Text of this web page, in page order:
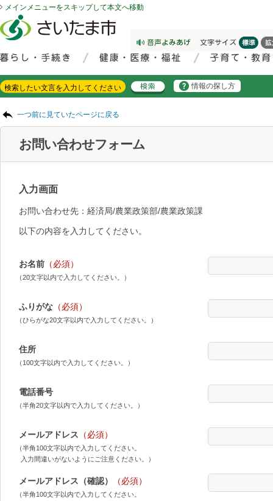
メインメニューをスキップして本文へ移動
情報の探し方
一つ前に見ていたページに戻る
お問い合わせフォーム
入力画面
お問い合わせ先：経済局/農業政策部/農業政策課
以下の内容を入力してください。
お名前 （必須）
（20文字以内で入力してください。）
ふりがな （必須）
（ひらがな20文字以内で入力してください。）
住所
（100文字以内で入力してください。）
電話番号
（半角20文字以内で入力してください。）
メールアドレス （必須）
（半角100文字以内で入力してください。
入力間違いがないようにご注意ください。）
メールアドレス（確認） （必須）
（半角100文字以内で入力してください。